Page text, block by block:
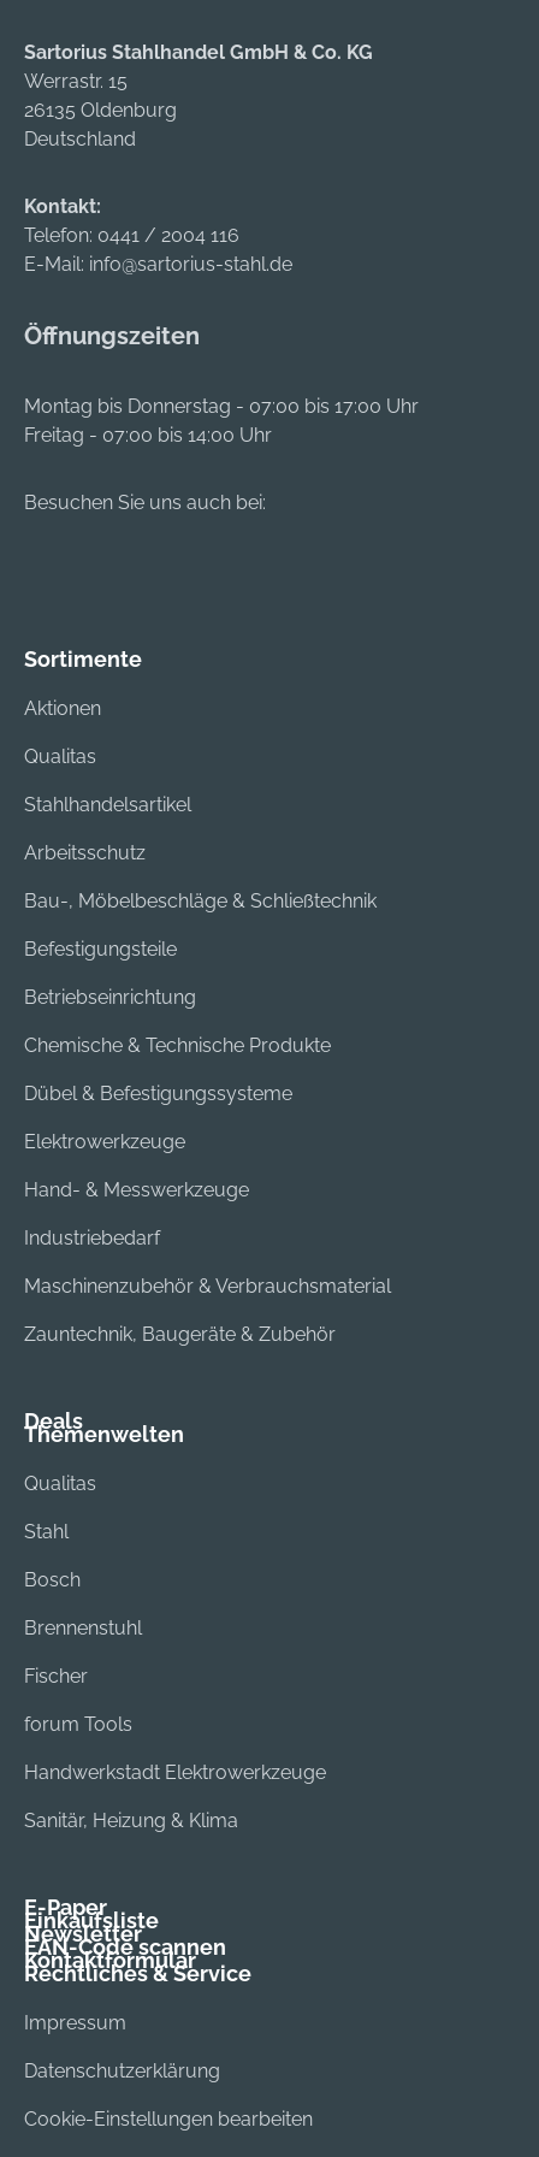
Sartorius Stahlhandel GmbH & Co. KG
Werrastr. 15
26135 Oldenburg
Deutschland
Kontakt:
Telefon: 0441 / 2004 116
E-Mail: info@sartorius-stahl.de
Öffnungszeiten
Montag bis Donnerstag - 07:00 bis 17:00 Uhr
Freitag - 07:00 bis 14:00 Uhr
Besuchen Sie uns auch bei:
Sortimente
Aktionen
Qualitas
Stahlhandelsartikel
Arbeitsschutz
Bau-, Möbelbeschläge & Schließtechnik
Befestigungsteile
Betriebseinrichtung
Chemische & Technische Produkte
Dübel & Befestigungssysteme
Elektrowerkzeuge
Hand- & Messwerkzeuge
Industriebedarf
Maschinenzubehör & Verbrauchsmaterial
Zauntechnik, Baugeräte & Zubehör
Deals
Themenwelten
Qualitas
Stahl
Bosch
Brennenstuhl
Fischer
forum Tools
Handwerkstadt Elektrowerkzeuge
Sanitär, Heizung & Klima
E-Paper
Einkaufsliste
Newsletter
EAN-Code scannen
Kontaktformular
Rechtliches & Service
Impressum
Datenschutzerklärung
Cookie-Einstellungen bearbeiten